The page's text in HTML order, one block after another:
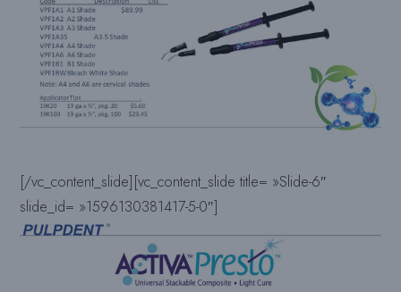
[/vc_content_slide][vc_content_slide title= »Slide-6″
slide_id= »1596130381417-5-0″]